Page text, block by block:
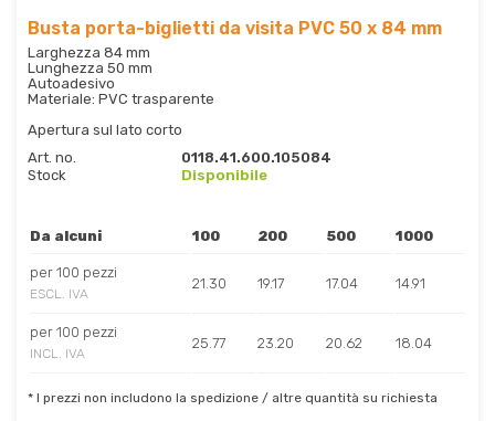
Busta porta-biglietti da visita PVC 50 x 84 mm
Larghezza 84 mm
Lunghezza 50 mm
Autoadesivo
Materiale: PVC trasparente
Apertura sul lato corto
Art. no.
0118.41.600.105084
Stock
Disponibile
Da alcuni 100 200 500 1000
per 100 pezzi
ESCL. IVA
21.30 19.17 17.04 14.91
per 100 pezzi
INCL. IVA
25.77 23.20 20.62 18.04
* I prezzi non includono la spedizione / altre quantità su richiesta